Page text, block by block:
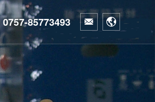
0757-85773493